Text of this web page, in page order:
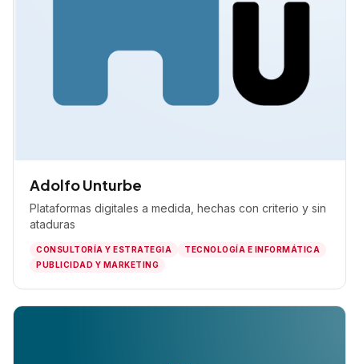
Adolfo Unturbe
Plataformas digitales a medida, hechas con criterio y sin
ataduras
CONSULTORÍA Y ESTRATEGIA
TECNOLOGÍA E INFORMÁTICA
PUBLICIDAD Y MARKETING